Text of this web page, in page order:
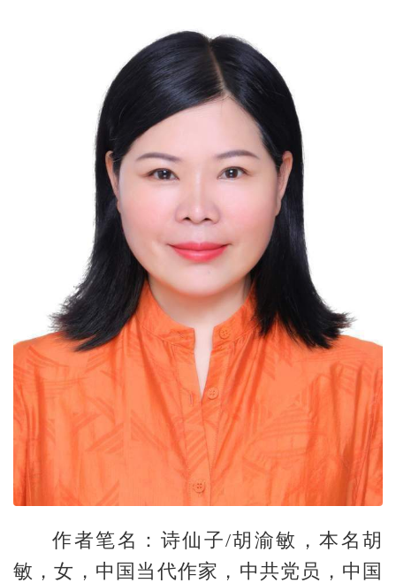
作者笔名：诗仙子/胡渝敏，本名胡
敏，女，中国当代作家，中共党员，中国